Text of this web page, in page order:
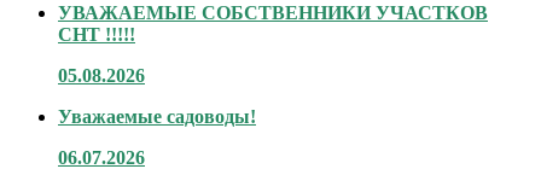
УВАЖАЕМЫЕ СОБСТВЕННИКИ УЧАСТКОВ
СНТ !!!!!
05.08.2026
Уважаемые садоводы!
06.07.2026